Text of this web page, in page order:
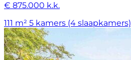
€ 875.000 k.k.
111 m² 5 kamers (4 slaapkamers)